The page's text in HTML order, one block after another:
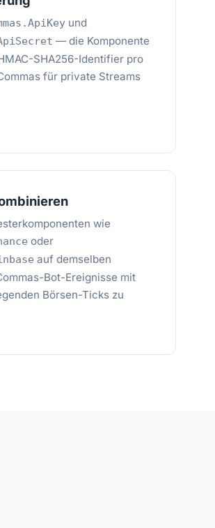
und
— die Komponente
SHA256-Identifier pro
für private Streams
wie
oder
auf demselben
Bot-Ereignisse mit
Börsen-Ticks zu